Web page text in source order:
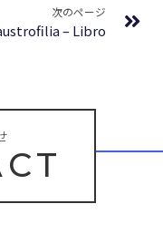
次のページ
– Libro